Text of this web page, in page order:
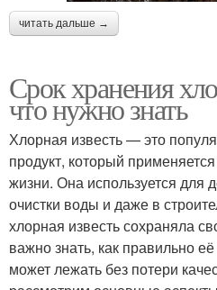
читать дальше →
Срок хранения
что нужно знать
Хлорная известь — это
продукт, который
жизни. Она используется для
очистки воды и даже в
хлорная известь сохраняла
важно знать, как правильно
может лежать без потери